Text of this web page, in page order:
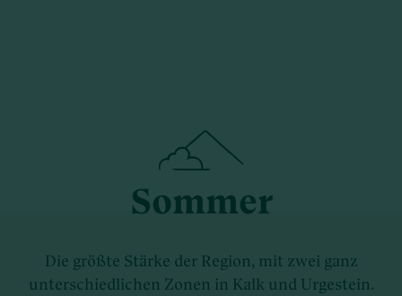
Sommer
Die größte Stärke der Region, mit zwei ganz
unterschiedlichen Zonen in Kalk und Urgestein.